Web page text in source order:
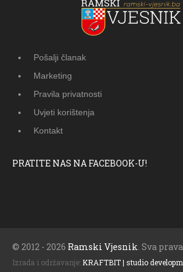
Pošalji članak
Marketing
Pravila privatnosti
Uvjeti korištenja
Kontakt
PRATITE NAS NA FACEBOOK-U!
© 2012 - 2026 Ramski Vjesnik . Sva
Izrada i održavanje: KRAFTBIT | studio